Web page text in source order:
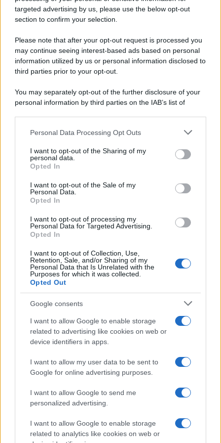
targeted advertising by us, please use the below opt-out
section to confirm your selection.
Please note that after your opt-out request is processed you
may continue seeing interest-based ads based on personal
information utilized by us or personal information disclosed to
third parties prior to your opt-out.
You may separately opt-out of the further disclosure of your
personal information by third parties on the IAB’s list of
This information may also be disclosed by us to third parties
disclose it to other third parties.
Please note that this website/app uses one or more Google
services and may gather and store information including but
not limited to your visit or usage behaviour. You may click to
grant or deny consent to Google and its third-party tags to
consent section.
Personal Data Processing Opt Outs
I want to opt-out of the Sharing of my
personal data.
Opted In
I want to opt-out of the Sale of my
Personal Data.
Opted In
I want to opt-out of processing my
Personal Data for Targeted Advertising.
Opted In
I want to opt-out of Collection, Use,
Retention, Sale, and/or Sharing of my
Personal Data that Is Unrelated with the
Purposes for which it was collected.
Opted Out
Google consents
I want to allow Google to enable storage
related to advertising like cookies on web or
device identifiers in apps.
I want to allow my user data to be sent to
Google for online advertising purposes.
I want to allow Google to send me
personalized advertising.
I want to allow Google to enable storage
related to analytics like cookies on web or
Tel Aviv /
Netanyahu si smarca da Trump: "Israele farà tutto
quello che è necessario per la sua sicurezza"
non trasformi il riarmo europeo in una battaglia interna per
le primarie
Chi siamo
Contributors
Syndication
Globalist
Globalscience
Globalsport
Salute
GiULia
Giornale dello
Spettacolo